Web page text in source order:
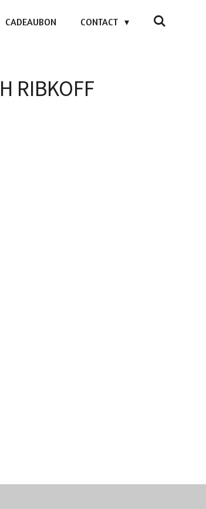
CADEAUBON CONTACT
RIBKOFF